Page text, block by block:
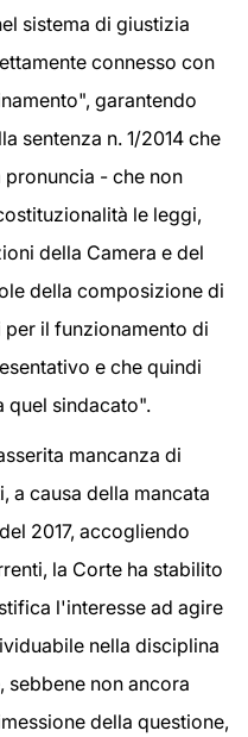
sistema di giustizia
connesso con
garantendo
sentenza n. 1/2014 che
pronuncia - che non
le leggi,
della Camera e del
della composizione di
il funzionamento di
e che quindi
quel sindacato".
mancanza di
a causa della mancata
2017, accogliendo
la Corte ha stabilito
l'interesse ad agire
nella disciplina
sebbene non ancora
della questione,